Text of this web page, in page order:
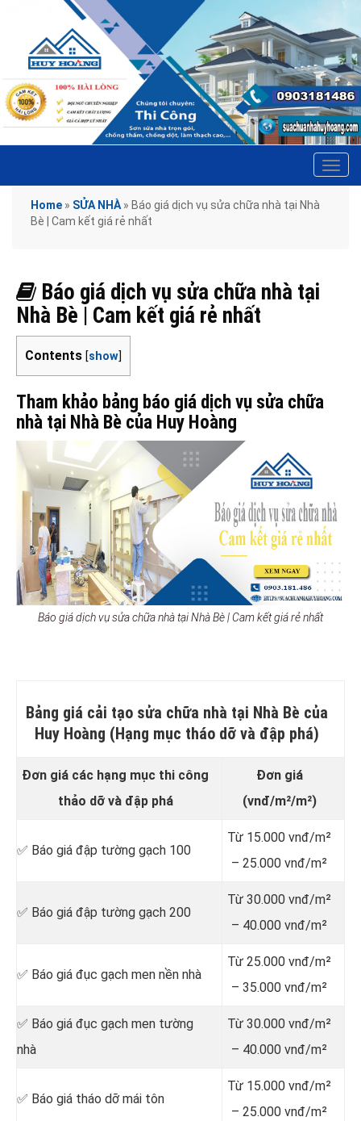
Home » SỬA NHÀ » Báo giá dịch vụ sửa chữa nhà tại Nhà
Bè | Cam kết giá rẻ nhất
Báo giá dịch vụ sửa chữa nhà tại
Nhà Bè | Cam kết giá rẻ nhất
Contents [show]
Tham khảo bảng báo giá dịch vụ sửa chữa
nhà tại Nhà Bè của Huy Hoàng
Báo giá dịch vụ sửa chữa nhà tại Nhà Bè | Cam kết giá rẻ nhất
Bảng giá cải tạo sửa chữa nhà tại Nhà Bè của
Huy Hoàng (Hạng mục tháo dỡ và đập phá)
Đơn giá các hạng mục thi công
thảo dỡ và đập phá
Đơn giá
(vnđ/m²/m²)
✅ Báo giá đập tường gạch 100
Từ 15.000 vnđ/m²
– 25.000 vnđ/m²
✅ Báo giá đập tường gạch 200
Từ 30.000 vnđ/m²
– 40.000 vnđ/m²
✅ Báo giá đục gạch men nền nhà
Từ 25.000 vnđ/m²
– 35.000 vnđ/m²
✅ Báo giá đục gạch men tường
nhà
Từ 30.000 vnđ/m²
– 40.000 vnđ/m²
✅ Báo giá tháo dỡ mái tôn
Từ 15.000 vnđ/m²
– 25.000 vnđ/m²